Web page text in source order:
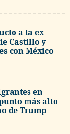
a la ex
Castillo y
con México
en
más alto
de Trump